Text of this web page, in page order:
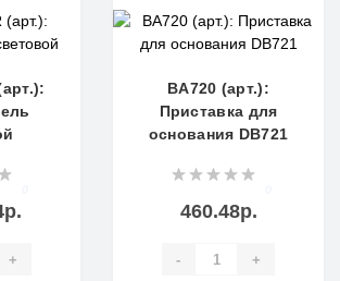
+
BA720 (арт.):
Приставка для
основания DB721
460.48р.
- +